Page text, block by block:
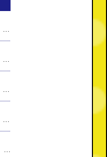
にじいろ ～西港事業所です～ 【北九州市 小倉北区 小倉南区 就労支援B型 生活介護 相談事業所】
にじいろ ～西港事業所です～ 【北九州市 小倉北区 小倉南区 就労支援B型 生活介護 相談事業所】
にじいろ ～西港事業所です～ 【北九州市 小倉北区 小倉南区 就労支援B型 生活介護 相談事業所】
にじいろ ～西港事業所です～ 【北九州市 小倉北区 小倉南区 就労支援B型 生活介護 相談事業所】